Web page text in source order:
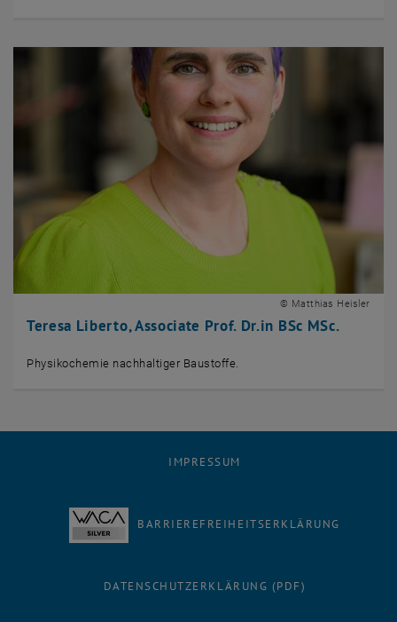
Teresa Liberto, Associate Prof. Dr.in BSc MSc.
© Matthias Heisler
Physikochemie nachhaltiger Baustoffe.
IMPRESSUM
BARRIEREFREIHEITSERKLÄRUNG
DATENSCHUTZERKLÄRUNG (PDF)